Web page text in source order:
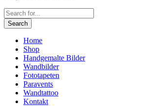
Search
Home
Shop
Handgemalte Bilder
Wandbilder
Fototapeten
Paravents
Wandtattoo
Kontakt